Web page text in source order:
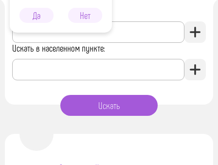
Да
Нет
Искать в библиотеке:
Искать в населенном пункте: